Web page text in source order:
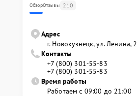
ОбзорОтзывы 210
Адрес
г. Новокузнецк, ул. Ленина, 2
Контакты
+7 (800) 301-55-83
+7 (800) 301-55-83
Время работы
Работаем с 09:00 до 21:00